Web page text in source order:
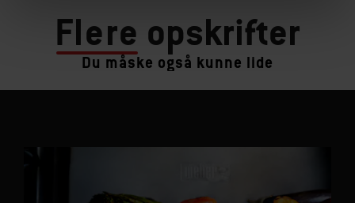
Flere opskrifter
Du måske også kunne lide